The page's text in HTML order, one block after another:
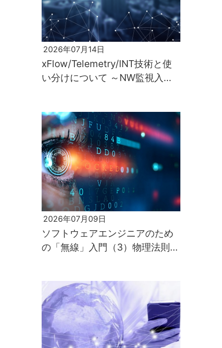
2026年07月14日
xFlow/Telemetry/INT技術と使
い分けについて ～NW監視入門
2026年07月09日
ソフトウェアエンジニアのため
の「無線」入門（3）物理法則が